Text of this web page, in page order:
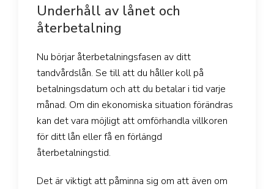
Underhåll av lånet och
återbetalning
Nu börjar återbetalningsfasen av ditt
tandvårdslån. Se till att du håller koll på
betalningsdatum och att du betalar i tid varje
månad. Om din ekonomiska situation förändras
kan det vara möjligt att omförhandla villkoren
för ditt lån eller få en förlängd
återbetalningstid.
Det är viktigt att påminna sig om att även om